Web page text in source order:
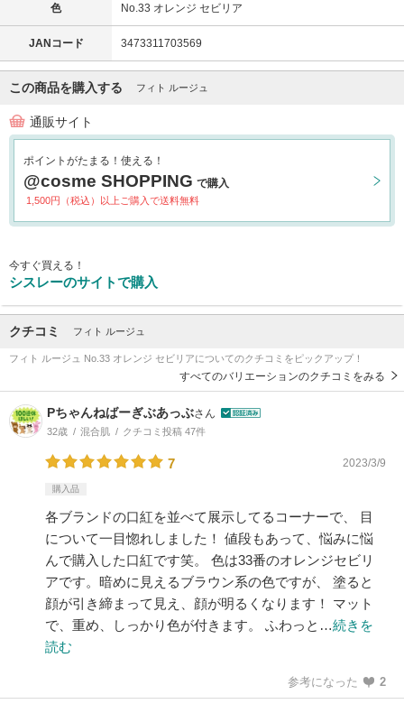
色 No.33 オレンジ セビリア
JANコード 3473311703569
この商品を購入する フィト ルージュ
通販サイト
ポイントがたまる！使える！
@cosme SHOPPING で購入
1,500円（税込）以上ご購入で送料無料
今すぐ買える！
シスレーのサイトで購入
クチコミ フィト ルージュ
フィト ルージュ No.33 オレンジ セビリアについてのクチコミをピックアップ！
すべてのバリエーションのクチコミをみる
Pちゃんねばーぎぶあっぶさん
32歳 混合肌 クチコミ投稿 47件
7 2023/3/9
購入品
各ブランドの口紅を並べて展示してるコーナーで、 目
について一目惚れしました！ 値段もあって、悩みに悩
んで購入した口紅です笑。 色は33番のオレンジセビリ
アです。暗めに見えるブラウン系の色ですが、 塗ると
顔が引き締まって見え、顔が明るくなります！ マット
で、重め、しっかり色が付きます。 ふわっと…続きを
読む
参考になった 2